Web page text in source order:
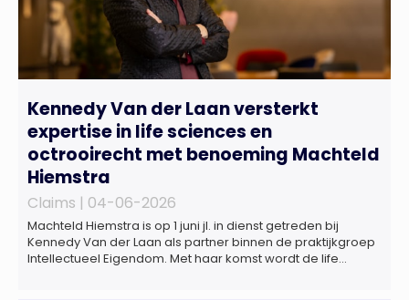
Kennedy Van der Laan versterkt
expertise in life sciences en
octrooirecht met benoeming Machteld
Hiemstra
Claims | 04-06-2026
Machteld Hiemstra is op 1 juni jl. in dienst getreden bij
Kennedy Van der Laan als partner binnen de praktijkgroep
Intellectueel Eigendom. Met haar komst wordt de life